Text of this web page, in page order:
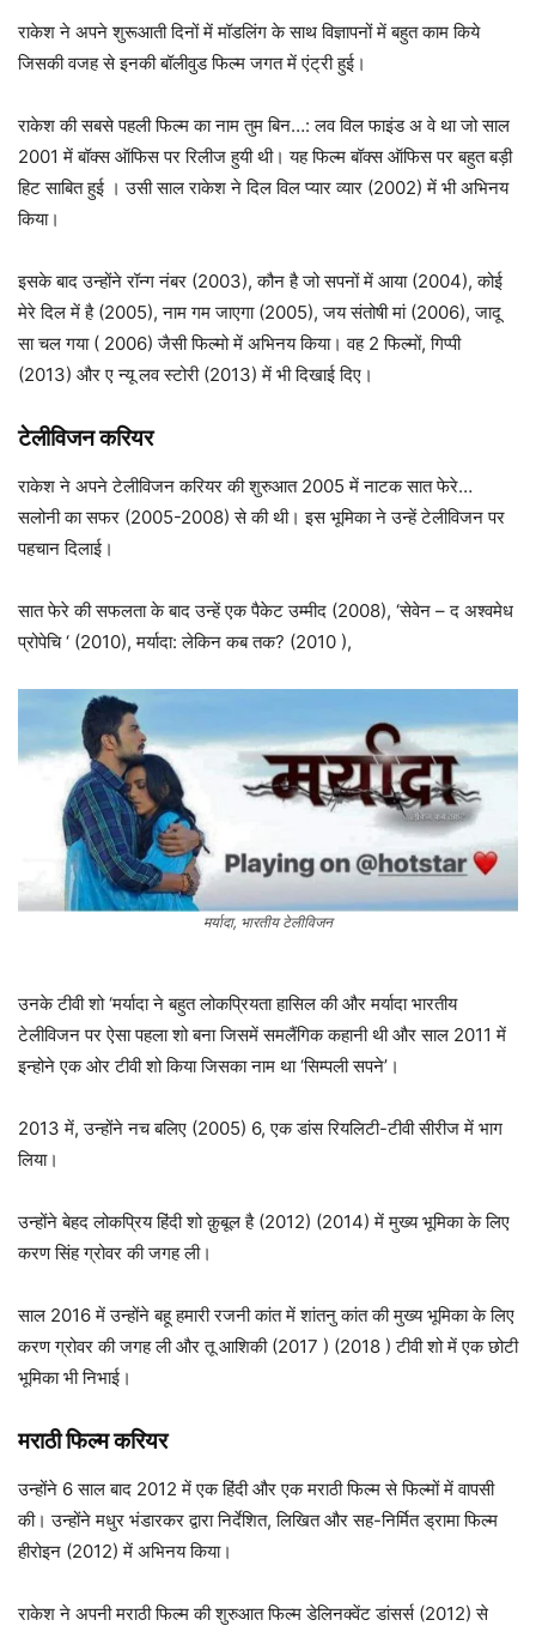
राकेश ने अपने शुरूआती दिनों में मॉडलिंग के साथ विज्ञापनों में बहुत काम किये
जिसकी वजह से इनकी बॉलीवुड फिल्म जगत में एंट्री हुई।
राकेश की सबसे पहली फिल्म का नाम तुम बिन…: लव विल फाइंड अ वे था जो साल
2001 में बॉक्स ऑफिस पर रिलीज हुयी थी। यह फिल्म बॉक्स ऑफिस पर बहुत बड़ी
हिट साबित हुई । उसी साल राकेश ने दिल विल प्यार व्यार (2002) में भी अभिनय
किया।
इसके बाद उन्होंने रॉन्ग नंबर (2003), कौन है जो सपनों में आया (2004), कोई
मेरे दिल में है (2005), नाम गम जाएगा (2005), जय संतोषी मां (2006), जादू
सा चल गया ( 2006) जैसी फिल्मो में अभिनय किया। वह 2 फिल्मों, गिप्पी
(2013) और ए न्यू लव स्टोरी (2013) में भी दिखाई दिए।
टेलीविजन करियर
राकेश ने अपने टेलीविजन करियर की शुरुआत 2005 में नाटक सात फेरे…
सलोनी का सफर (2005-2008) से की थी। इस भूमिका ने उन्हें टेलीविजन पर
पहचान दिलाई।
सात फेरे की सफलता के बाद उन्हें एक पैकेट उम्मीद (2008), ‘सेवेन – द अश्वमेध
प्रोपेचि ‘ (2010), मर्यादा: लेकिन कब तक? (2010 ),
मर्यादा, भारतीय टेलीविजन
उनके टीवी शो ‘मर्यादा ने बहुत लोकप्रियता हासिल की और मर्यादा भारतीय
टेलीविजन पर ऐसा पहला शो बना जिसमें समलैंगिक कहानी थी और साल 2011 में
इन्होने एक ओर टीवी शो किया जिसका नाम था ‘सिम्पली सपने’।
2013 में, उन्होंने नच बलिए (2005) 6, एक डांस रियलिटी-टीवी सीरीज में भाग
लिया।
उन्होंने बेहद लोकप्रिय हिंदी शो क़ुबूल है (2012) (2014) में मुख्य भूमिका के लिए
करण सिंह ग्रोवर की जगह ली।
साल 2016 में उन्होंने बहू हमारी रजनी कांत में शांतनु कांत की मुख्य भूमिका के लिए
करण ग्रोवर की जगह ली और तू आशिकी (2017 ) (2018 ) टीवी शो में एक छोटी
भूमिका भी निभाई।
मराठी फिल्म करियर
उन्होंने 6 साल बाद 2012 में एक हिंदी और एक मराठी फिल्म से फिल्मों में वापसी
की। उन्होंने मधुर भंडारकर द्वारा निर्देशित, लिखित और सह-निर्मित ड्रामा फिल्म
हीरोइन (2012) में अभिनय किया।
राकेश ने अपनी मराठी फिल्म की शुरुआत फिल्म डेलिनक्वेंट डांसर्स (2012) से